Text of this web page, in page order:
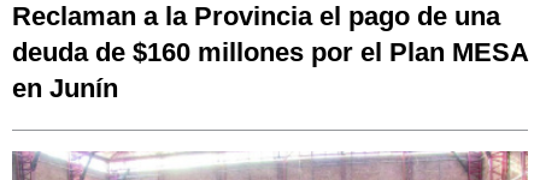
Reclaman a la Provincia el pago de una
deuda de $160 millones por el Plan MESA
en Junín